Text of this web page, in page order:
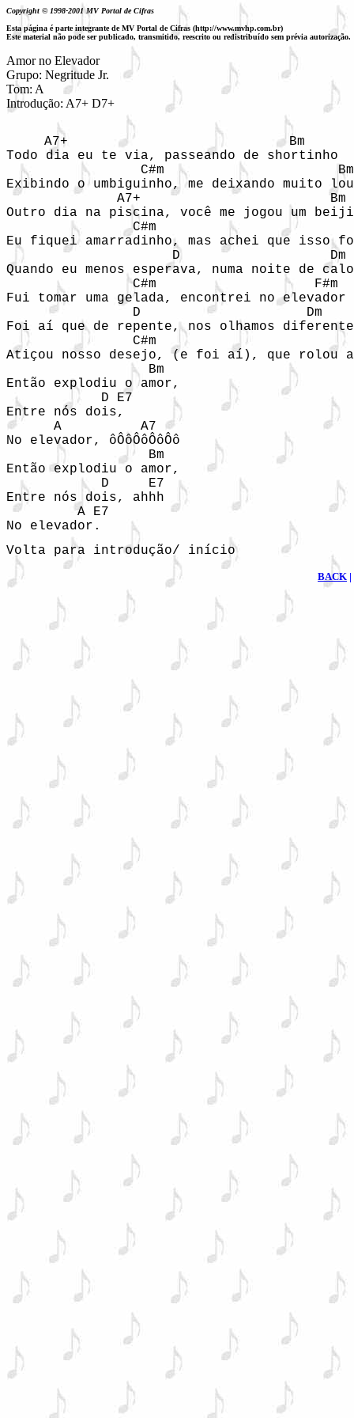
Copyright © 1998-2001 MV Portal de Cifras
Esta página é parte integrante de MV Portal de Cifras (http://www.mvhp.com.br)
Este material não pode ser publicado, transmitido, reescrito ou redistribuído sem prévia autorização.
Amor no Elevador
Grupo: Negritude Jr.
Tom: A
A7+                            Bm
Todo dia eu te via, passeando de shortinho
                 C#m                      Bm
Exibindo o umbiguinho, me deixando muito
              A7+                        Bm
Outro dia na piscina, você me jogou um
C#m
Eu fiquei amarradinho, mas achei que isso
                     D                   Dm
Quando eu menos esperava, numa noite de
                C#m                    F#m
Fui tomar uma gelada, encontrei no elevador
                D                     Dm
Foi aí que de repente, nos olhamos diferente
C#m
Atiçou nosso desejo, (e foi aí), que rolou
                  Bm
Então explodiu o amor,
            D E7
Entre nós dois,
      A          A7
No elevador, ôÔôÔôÔôÔô
                  Bm
Então explodiu o amor,
            D     E7
Entre nós dois, ahhh
         A E7
No elevador.
Volta para introdução/ início
BACK |